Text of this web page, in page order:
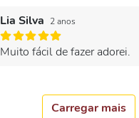
Lia Silva 2 anos
Muito fácil de fazer adorei.
Carregar mais